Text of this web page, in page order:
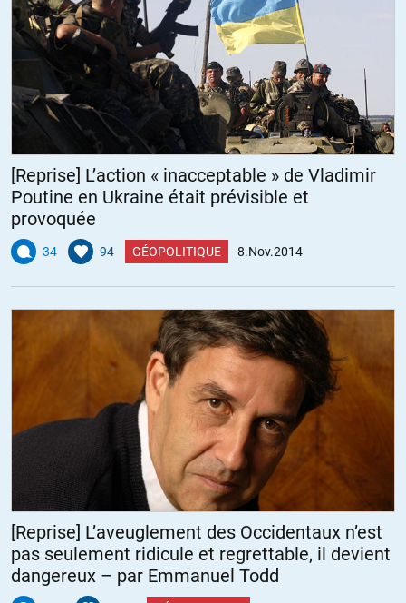
[Reprise] L’action « inacceptable » de Vladimir
Poutine en Ukraine était prévisible et
provoquée
34 94 GÉOPOLITIQUE 8.Nov.2014
[Reprise] L’aveuglement des Occidentaux n’est
pas seulement ridicule et regrettable, il devient
dangereux – par Emmanuel Todd